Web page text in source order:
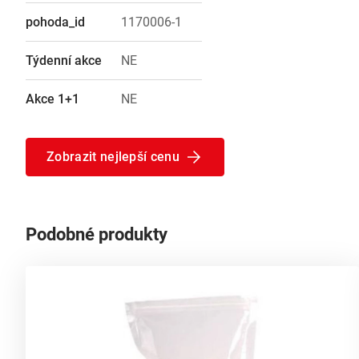
pohoda_id 1170006-1
Týdenní akce NE
Akce 1+1 NE
Zobrazit nejlepší cenu
Podobné produkty